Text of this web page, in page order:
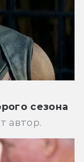
сезона
автор.